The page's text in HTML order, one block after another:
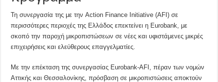
Τη συνεργασία της με την Action Finance Initiative (AFI) σε
περισσότερες περιοχές της Ελλάδος επεκτείνει η Eurobank, με
σκοπό την παροχή μικροπιστώσεων σε νέες και υφιστάμενες μικρές
επιχειρήσεις και ελεύθερους επαγγελματίες.
Με την επέκταση της συνεργασίας Eurobank-AFI, πέραν των νομών
Αττικής και Θεσσαλονίκης, πρόσβαση σε μικροπιστώσεις αποκτούν